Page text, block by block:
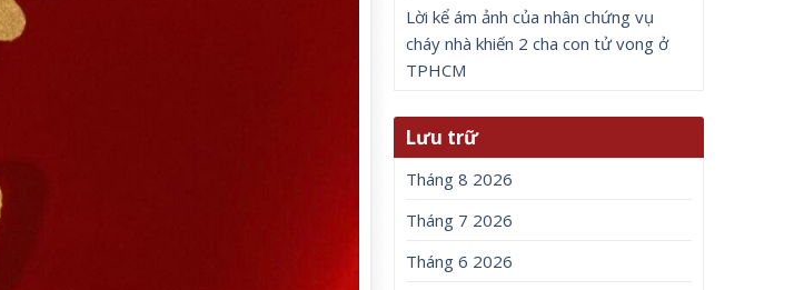
Lời kể ám ảnh của nhân chứng vụ
cháy nhà khiến 2 cha con tử vong ở
TPHCM
Lưu trữ
Tháng 8 2026
Tháng 7 2026
Tháng 6 2026